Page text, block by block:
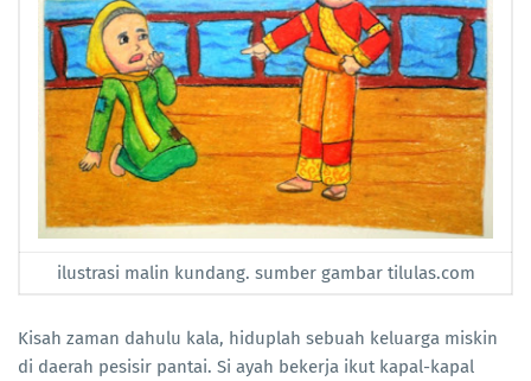
ilustrasi malin kundang. sumber gambar tilulas.com
Kisah zaman dahulu kala, hiduplah sebuah keluarga miskin
di daerah pesisir pantai. Si ayah bekerja ikut kapal-kapal